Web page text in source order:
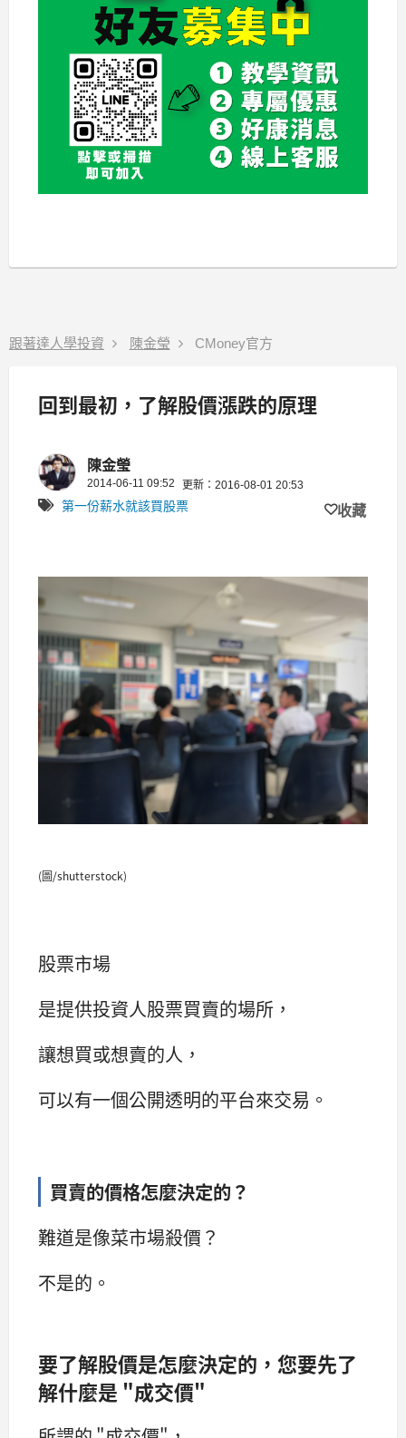
跟著達人學投資 陳金瑩 CMoney官方
回到最初，了解股價漲跌的原理
陳金瑩
2014-06-11 09:52 更新：2016-08-01 20:53
第一份薪水就該買股票 收藏
(圖/shutterstock)
股票市場
是提供投資人股票買賣的場所，
讓想買或想賣的人，
可以有一個公開透明的平台來交易。
買賣的價格怎麼決定的？
難道是像菜市場殺價？
不是的。
要了解股價是怎麼決定的，您要先了
解什麼是 "成交價"